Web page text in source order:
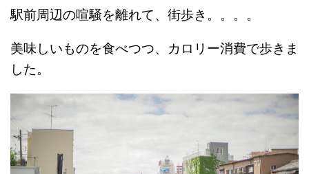
駅前周辺の喧騒を離れて、街歩き。。。。
美味しいものを食べつつ、カロリー消費で歩きま
した。